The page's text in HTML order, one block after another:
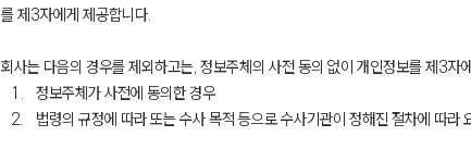
를 제3자에게 제공합니다.
회사는 다음의 경우를 제외하고는, 정보주체의 사전 동의 없이 개인정보를 제3자
정보주체가 사전에 동의한 경우
법령의 규정에 따라 또는 수사 목적 등으로 수사기관이 정해진 절차에 따라